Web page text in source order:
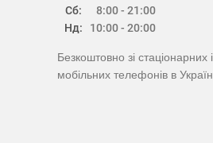
Сб:
Нд:
8:00 - 21:00
10:00 - 20:00
Безкоштовно зі стаціонарних і
мобільних телефонів в